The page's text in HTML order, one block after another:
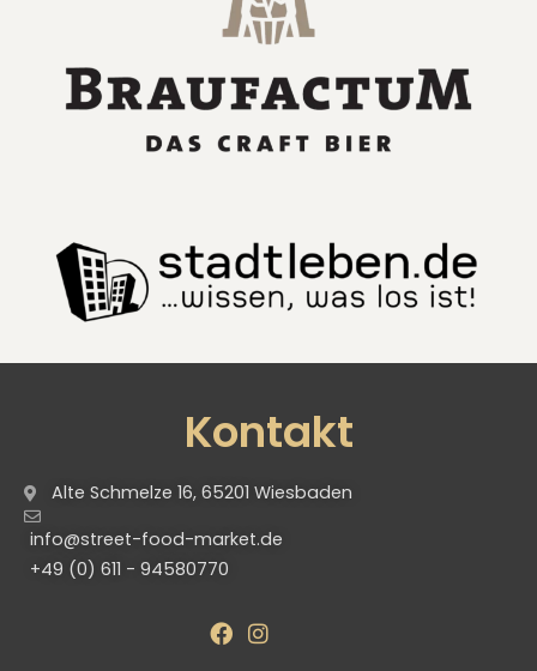
Kontakt
Alte Schmelze 16, 65201 Wiesbaden
info@street-food-market.de
+49 (0) 611 - 94580770